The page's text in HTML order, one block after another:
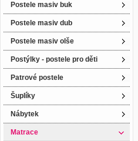
Postele masiv buk
Postele masiv dub
Postele masiv olše
Postýlky - postele pro děti
Patrové postele
Šuplíky
Nábytek
Matrace